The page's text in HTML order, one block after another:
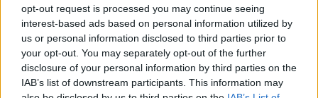
opt-out request is processed you may continue seeing
interest-based ads based on personal information utilized by
us or personal information disclosed to third parties prior to
your opt-out. You may separately opt-out of the further
disclosure of your personal information by third parties on the
IAB’s list of downstream participants. This information may